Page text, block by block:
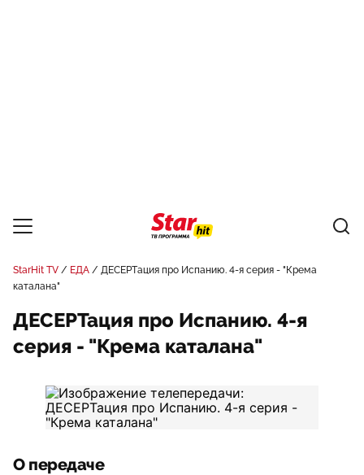
StarHit TV ЕДА
ДЕСЕРТация про Испанию. 4-я серия - "Крема
каталана"
ДЕСЕРТация про Испанию. 4-я
серия - "Крема каталана"
О передаче